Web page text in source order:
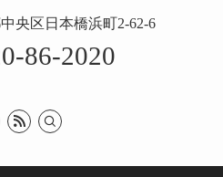
央区日本橋浜町2-62-6
86-2020